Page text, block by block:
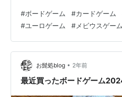
ム…かと思いましたが、そこはル
かもしれません。カードのカウ
記憶）ができればかなり有利で
「カバンガ！」と声を出すノリ
らべ的要素があります。ドイツ
な、完成度が高いアミーゴの小
#ボードゲーム #カードゲーム
#ユーロゲーム # メビウスゲー
お髭処blog • 2年前
最近買ったボードゲーム